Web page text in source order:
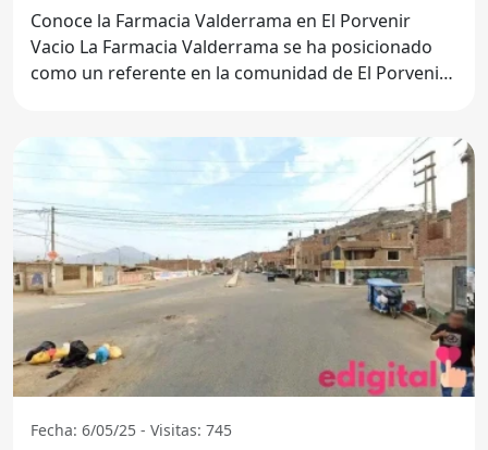
Conoce la Farmacia Valderrama en El Porvenir
Vacio La Farmacia Valderrama se ha posicionado
como un referente en la comunidad de El Porvenir
Fecha: 6/05/25 - Visitas: 745